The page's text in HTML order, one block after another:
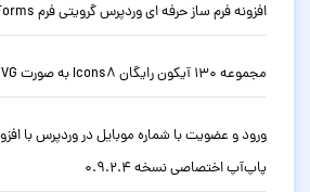
افزونه فرم ساز حرفه ای وردپرس گرویتی فرم Gravity Forms نسخه 3.0.1
مجموعه 130 آیکون رایگان Icons8 به صورت SVG
پاپ‌آپ اختصاصی نسخه 0.9.2.4